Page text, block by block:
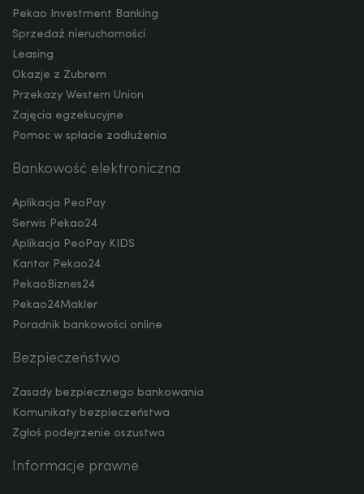
Pekao Investment Banking
Sprzedaż nieruchomości
Leasing
Okazje z Żubrem
Przekazy Western Union
Zajęcia egzekucyjne
Pomoc w spłacie zadłużenia
Bankowość elektroniczna
Aplikacja PeoPay
Serwis Pekao24
Aplikacja PeoPay KIDS
Kantor Pekao24
PekaoBiznes24
Pekao24Makler
Poradnik bankowości online
Bezpieczeństwo
Zasady bezpiecznego bankowania
Komunikaty bezpieczeństwa
Zgłoś podejrzenie oszustwa
Informacje prawne